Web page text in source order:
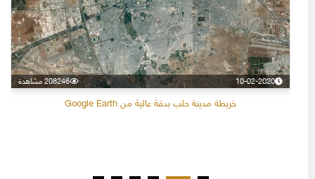
10-02-2020 208246 مشاهدة
خريطة مدينة حلب بدقة عالية من Google Earth